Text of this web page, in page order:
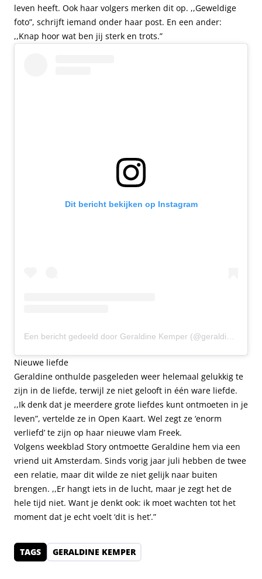
leven heeft. Ook haar volgers merken dit op. ,,Geweldige
foto”, schrijft iemand onder haar post. En een ander:
,,Knap hoor wat ben jij sterk en trots.”
Dit bericht bekijken op Instagram
Nieuwe liefde
Geraldine onthulde pasgeleden weer helemaal gelukkig te
zijn in de liefde, terwijl ze niet gelooft in één ware liefde.
,,Ik denk dat je meerdere grote liefdes kunt ontmoeten in je
leven”, vertelde ze in Open Kaart. Wel zegt ze ‘enorm
verliefd’ te zijn op haar nieuwe vlam Freek.
Volgens weekblad Story ontmoette Geraldine hem via een
vriend uit Amsterdam. Sinds vorig jaar juli hebben de twee
een relatie, maar dit wilde ze niet gelijk naar buiten
brengen. ,,Er hangt iets in de lucht, maar je zegt het de
hele tijd niet. Want je denkt ook: ik moet wachten tot het
moment dat je echt voelt ‘dit is het’.”
TAGS GERALDINE KEMPER